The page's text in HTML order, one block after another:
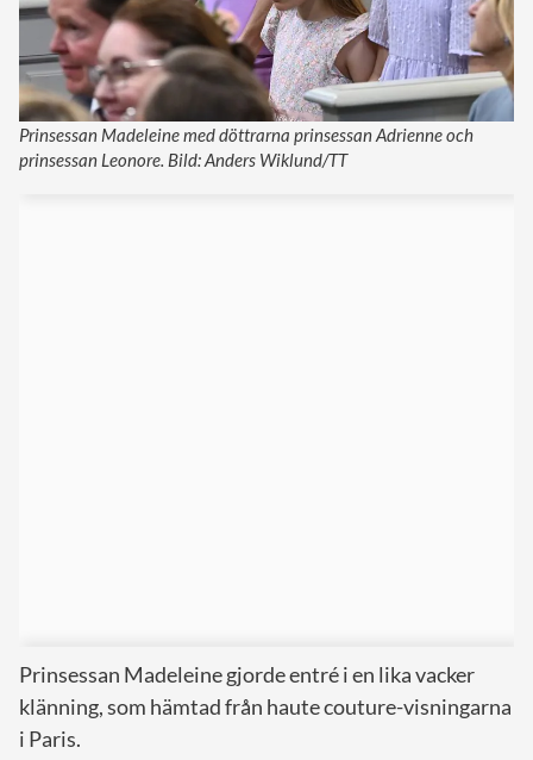
Prinsessan Madeleine med döttrarna prinsessan Adrienne och
prinsessan Leonore. Bild: Anders Wiklund/TT
Prinsessan Madeleine gjorde entré i en lika vacker
klänning, som hämtad från haute couture-visningarna
i Paris.